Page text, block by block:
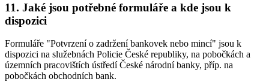
11. Jaké jsou potřebné formuláře a kde jsou k
dispozici
Formuláře "Potvrzení o zadržení bankovek nebo mincí" jsou k
dispozici na služebnách Policie České republiky, na pobočkách a
územních pracovištích ústředí České národní banky, příp. na
pobočkách obchodních bank.